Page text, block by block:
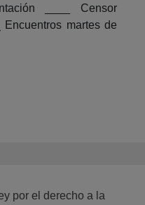
____ Censor
Encuentros martes de
por el derecho a la